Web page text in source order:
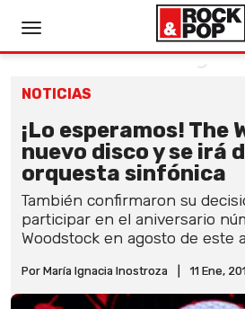
NOTICIAS
¡Lo esperamos! The
nuevo disco y se irá
orquesta sinfónica
También confirmaron su
participar en el aniversario
Woodstock en agosto de este
Por María Ignacia Inostroza 11 Ene,